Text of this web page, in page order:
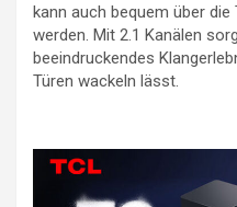
kann auch bequem über
werden. Mit 2.1 Kanälen
beeindruckendes
Türen wackeln lässt.